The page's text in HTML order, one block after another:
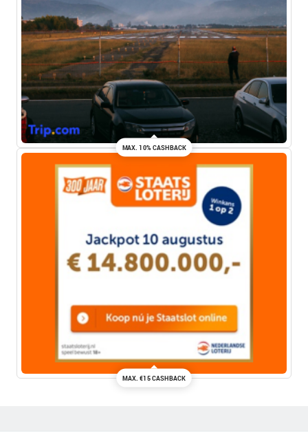
MAX. 10% CASHBACK
MAX. €15 CASHBACK